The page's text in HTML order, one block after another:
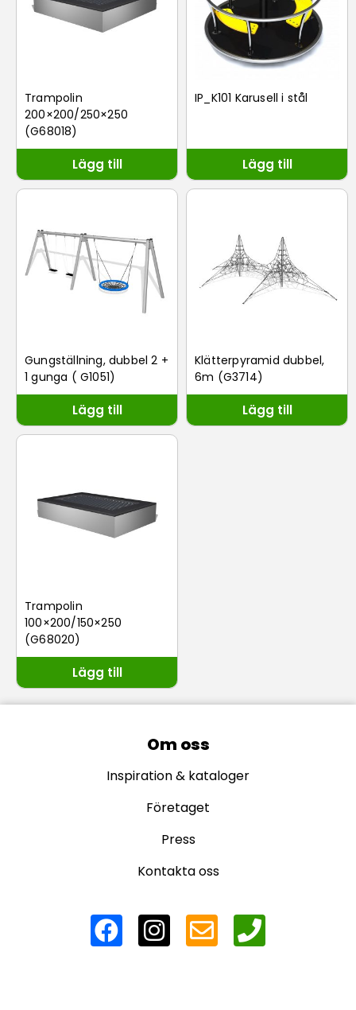
Trampolin
200×200/250×250
(G68018)
Lägg till
IP_K101 Karusell i stål
Lägg till
Gungställning, dubbel 2 +
1 gunga ( G1051)
Lägg till
Klätterpyramid dubbel,
6m (G3714)
Lägg till
Trampolin
100×200/150×250
(G68020)
Lägg till
Om oss
Inspiration & kataloger
Företaget
Press
Kontakta oss